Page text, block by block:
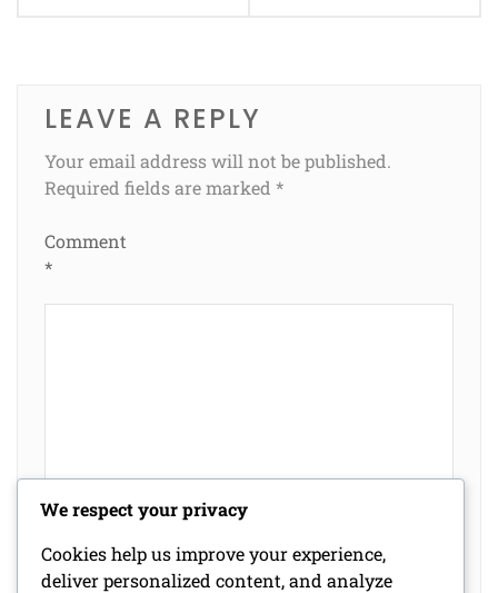
LEAVE A REPLY
Your email address will not be published.
Required fields are marked *
Comment
*
Name*
We respect your privacy
Cookies help us improve your experience,
deliver personalized content, and analyze